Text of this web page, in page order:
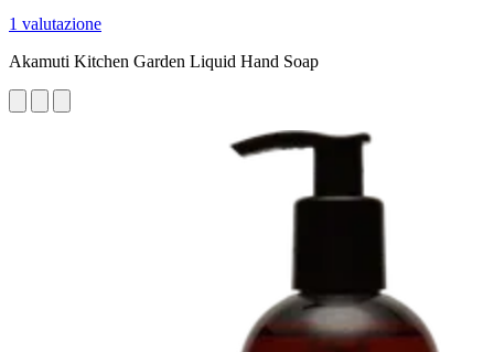
1 valutazione
Akamuti Kitchen Garden Liquid Hand Soap